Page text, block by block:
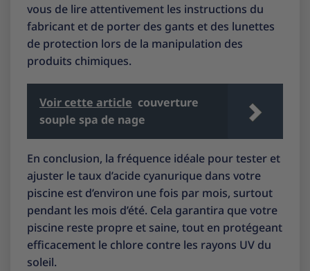
vous de lire attentivement les instructions du
fabricant et de porter des gants et des lunettes
de protection lors de la manipulation des
produits chimiques.
Voir cette article couverture
souple spa de nage
En conclusion, la fréquence idéale pour tester et
ajuster le taux d’acide cyanurique dans votre
piscine est d’environ une fois par mois, surtout
pendant les mois d’été. Cela garantira que votre
piscine reste propre et saine, tout en protégeant
efficacement le chlore contre les rayons UV du
soleil.